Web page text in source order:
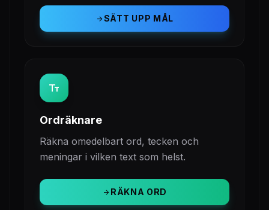
arrow_forwardSÄTT UPP MÅL
text_fields
Ordräknare
Räkna omedelbart ord, tecken och
meningar i vilken text som helst.
arrow_forwardRÄKNA ORD